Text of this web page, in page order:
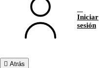
Iniciar
sesión
Atrás